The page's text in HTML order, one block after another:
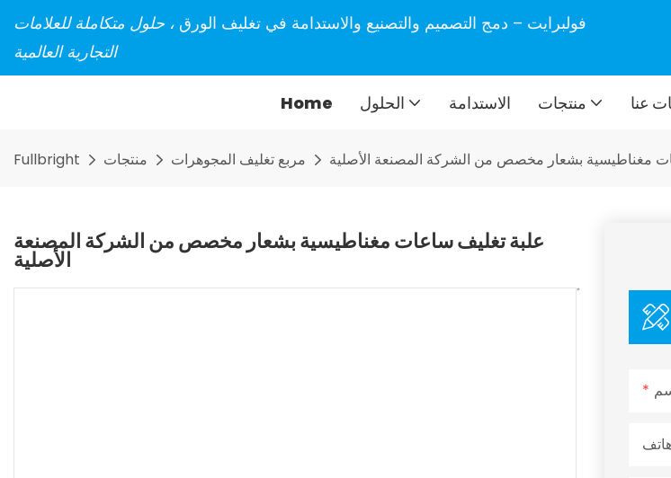
فولبرايت – دمج التصميم والتصنيع والاستدامة في تغليف الورق ، حلول متكاملة للعلامات
التجارية العالمية
Home الحلول الاستدامة منتجات عنا
Fullbright منتجات مربع تغليف المجوهرات مغناطيسية بشعار مخصص من الشركة المصنعة الأصلية
علبة تغليف ساعات مغناطيسية بشعار مخصص من الشركة المصنعة
الأصلية